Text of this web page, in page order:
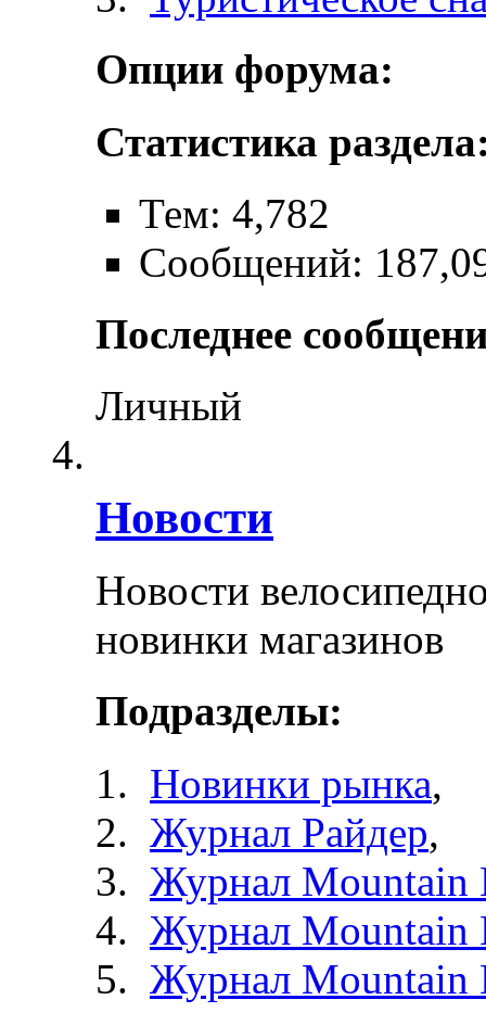
Опции форума:
Статистика
Тем: 4,782
Сообщений:
Последнее
Личный
Новости
Новости
новинки магазинов
Подразделы:
Новинки рынка,
Журнал Райдер,
Журнал Mountain
Журнал Mountain
Журнал Mountain